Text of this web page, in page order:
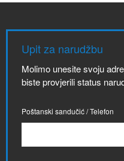
Upit za narudžbu
Molimo unesite svoju
biste provjerili status
Poštanski sandučić / Telefon